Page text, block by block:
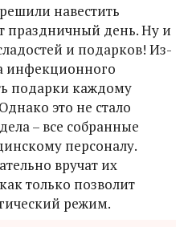
навестить
праздничный день. Ну и
и подарков! Из-
инфекционного
подарки каждому
это не стало
– все собранные
персоналу.
вручат их
только позволит
режим.